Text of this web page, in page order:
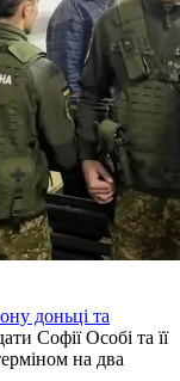
доньці та
Софії Особі та її
на два